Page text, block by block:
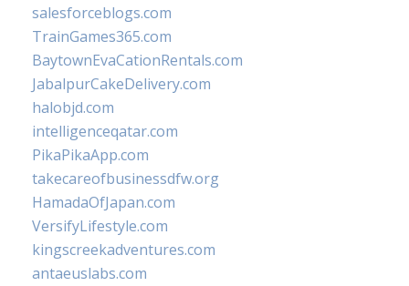
salesforceblogs.com
TrainGames365.com
BaytownEvaCationRentals.com
JabalpurCakeDelivery.com
halobjd.com
intelligenceqatar.com
PikaPikaApp.com
takecareofbusinessdfw.org
HamadaOfJapan.com
VersifyLifestyle.com
kingscreekadventures.com
antaeuslabs.com